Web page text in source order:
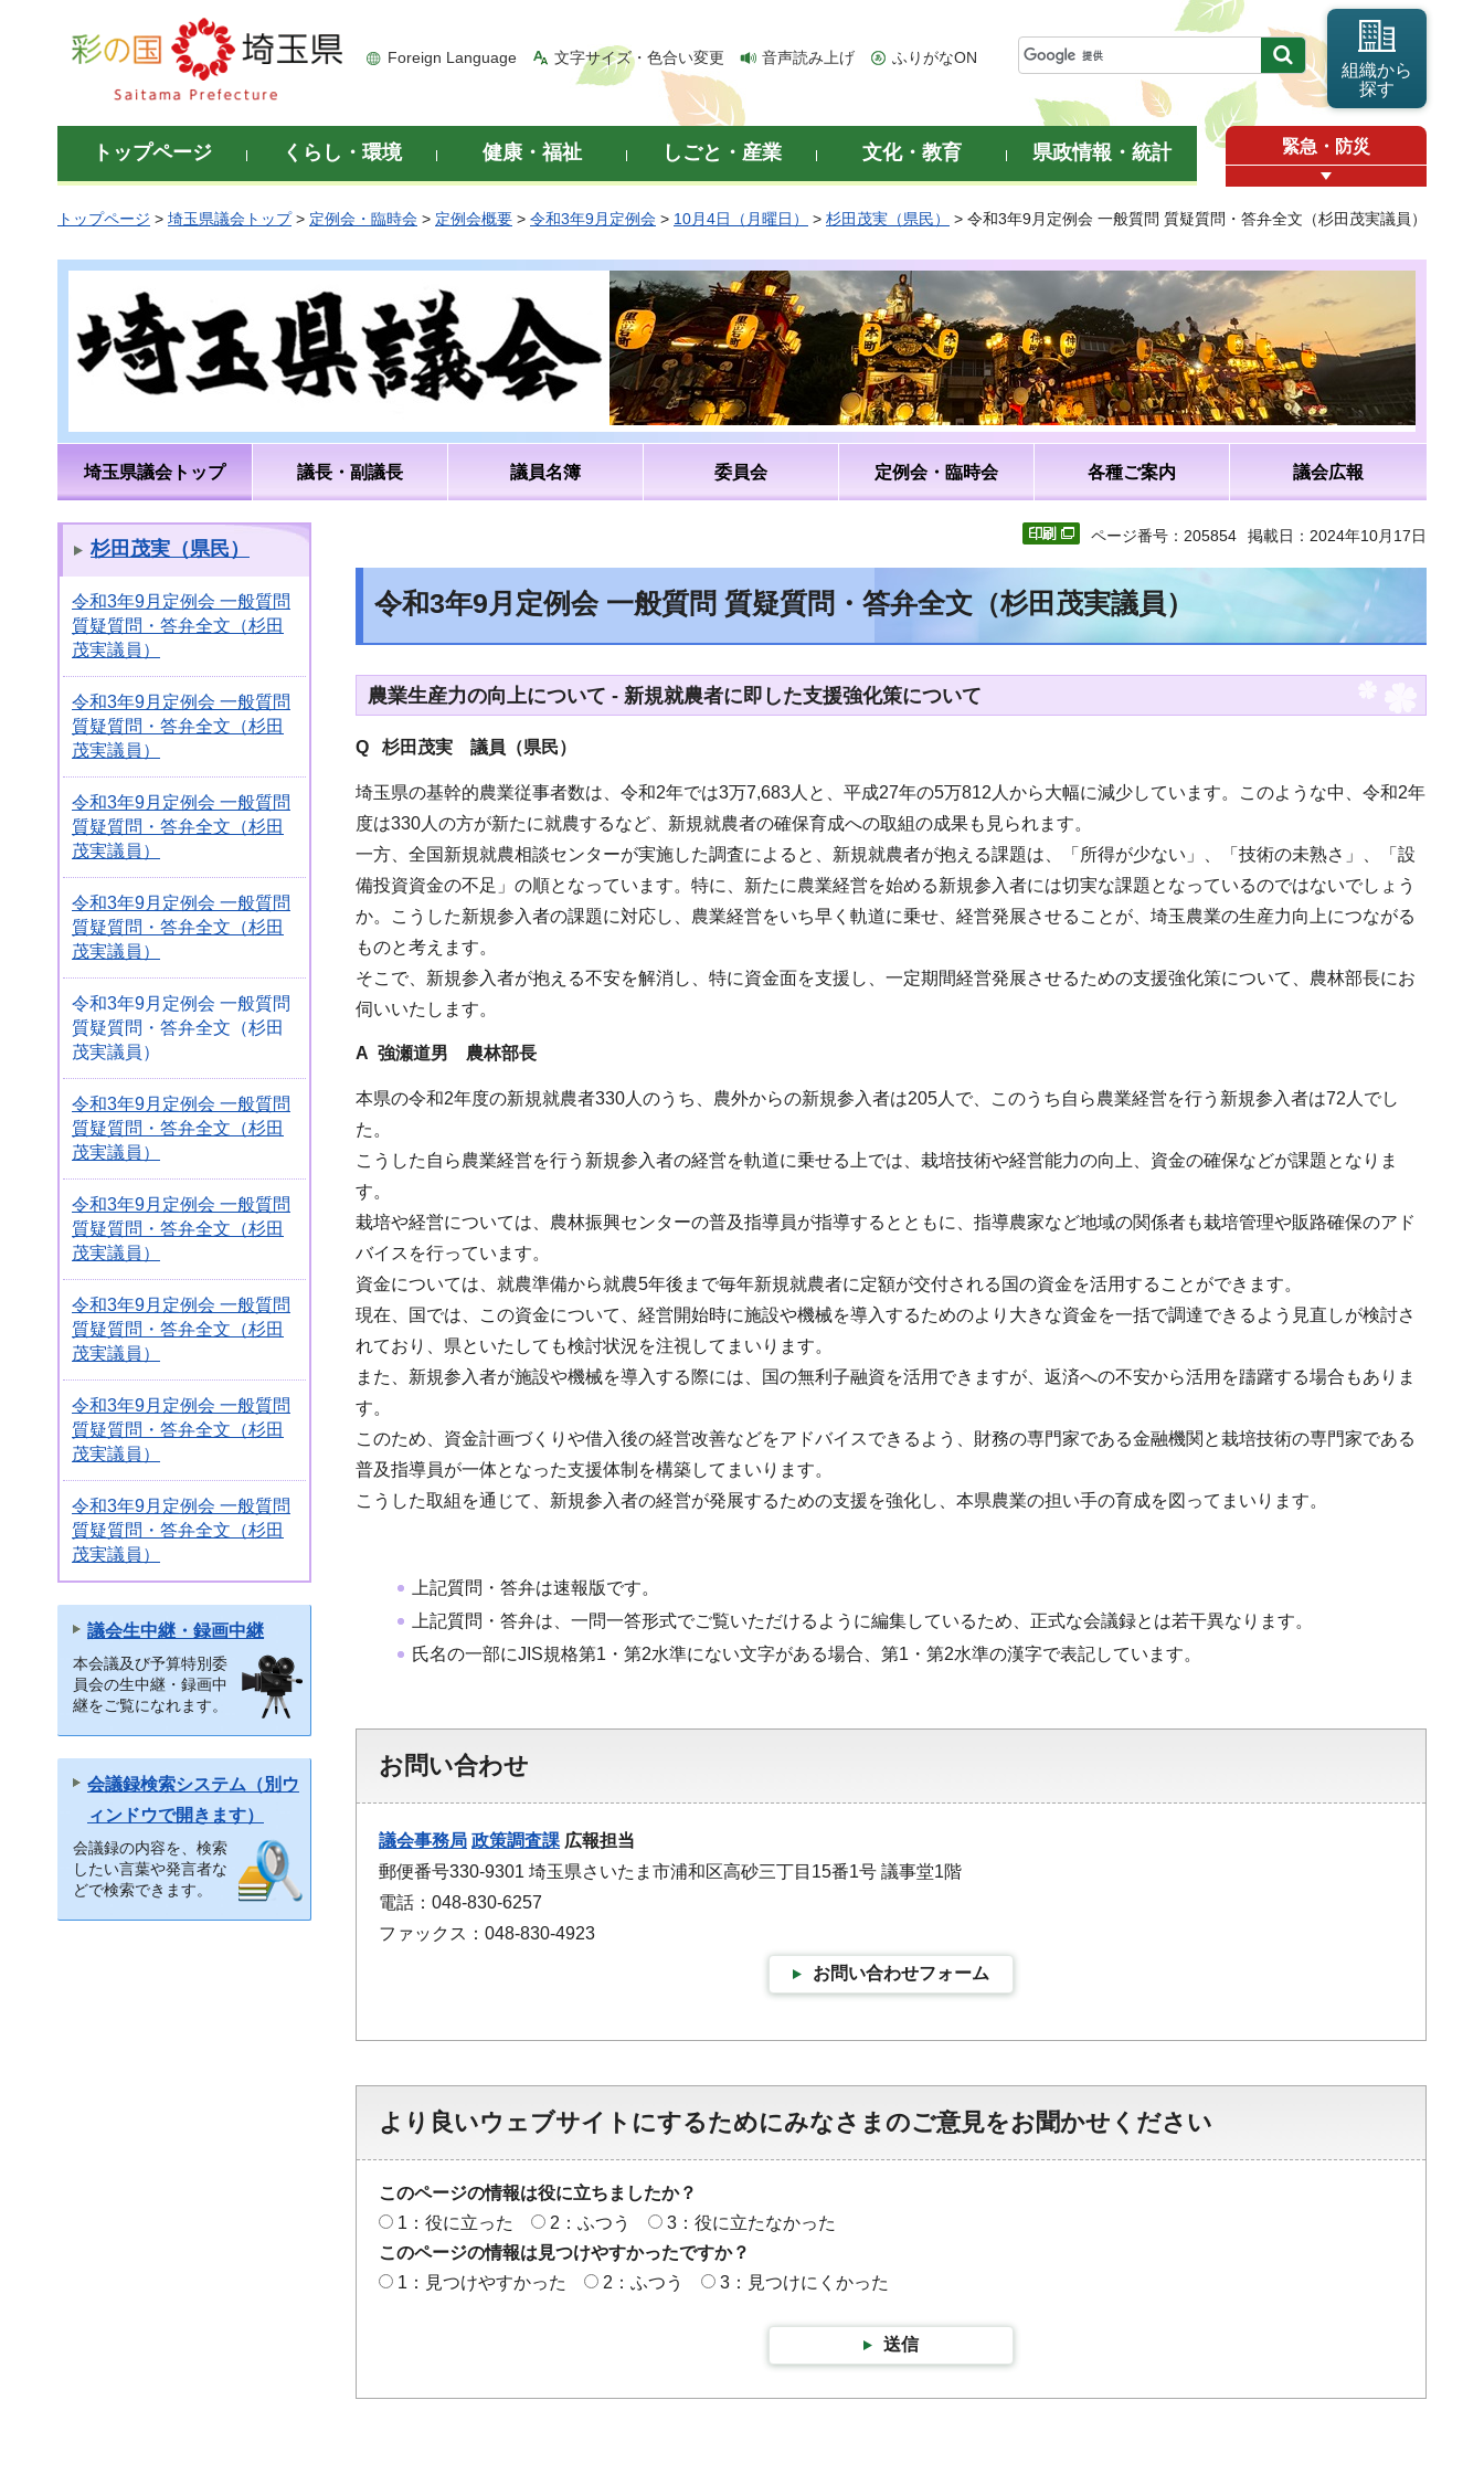
彩の国 埼玉県
Foreign Language 文字サイズ・色合い変更 音声読み上げ ふりがなON
組織から
探す
トップページ くらし・環境 健康・福祉 しごと・産業 文化・教育 県政情報・統計 緊急・防災
トップページ > 埼玉県議会トップ> 定例会・臨時会 > 定例会概要 > 令和3年9月定例会 > 10月4日（月曜日） > 杉田茂実（県民） > 令和3年9月定例会 一般質問 質疑質問・答弁全文（杉田茂実議員）
埼玉県議会トップ 議長・副議長 議員名簿 委員会 定例会・臨時会 各種ご案内 議会広報
杉田茂実（県民）
令和3年9月定例会 一般質問
質疑質問・答弁全文（杉田
茂実議員）
令和3年9月定例会 一般質問
質疑質問・答弁全文（杉田
茂実議員）
令和3年9月定例会 一般質問
質疑質問・答弁全文（杉田
茂実議員）
令和3年9月定例会 一般質問
質疑質問・答弁全文（杉田
茂実議員）
令和3年9月定例会 一般質問
質疑質問・答弁全文（杉田
茂実議員）
令和3年9月定例会 一般質問
質疑質問・答弁全文（杉田
茂実議員）
令和3年9月定例会 一般質問
質疑質問・答弁全文（杉田
茂実議員）
令和3年9月定例会 一般質問
質疑質問・答弁全文（杉田
茂実議員）
令和3年9月定例会 一般質問
質疑質問・答弁全文（杉田
茂実議員）
令和3年9月定例会 一般質問
質疑質問・答弁全文（杉田
茂実議員）
議会生中継・録画中継
本会議及び予算特別委
員会の生中継・録画中
継をご覧になれます。
会議録検索システム（別ウ
ィンドウで開きます）
会議録の内容を、検索
したい言葉や発言者な
どで検索できます。
ページ番号：205854 掲載日：2024年10月17日
令和3年9月定例会 一般質問 質疑質問・答弁全文（杉田茂実議員）
農業生産力の向上について - 新規就農者に即した支援強化策について
Q 杉田茂実 議員（県民）
埼玉県の基幹的農業従事者数は、令和2年では3万7,683人と、平成27年の5万812人から大幅に減少しています。このような中、令和2年
度は330人の方が新たに就農するなど、新規就農者の確保育成への取組の成果も見られます。
一方、全国新規就農相談センターが実施した調査によると、新規就農者が抱える課題は、「所得が少ない」、「技術の未熟さ」、「設
備投資資金の不足」の順となっています。特に、新たに農業経営を始める新規参入者には切実な課題となっているのではないでしょう
か。こうした新規参入者の課題に対応し、農業経営をいち早く軌道に乗せ、経営発展させることが、埼玉農業の生産力向上につながる
ものと考えます。
そこで、新規参入者が抱える不安を解消し、特に資金面を支援し、一定期間経営発展させるための支援強化策について、農林部長にお
伺いいたします。
A 強瀬道男 農林部長
本県の令和2年度の新規就農者330人のうち、農外からの新規参入者は205人で、このうち自ら農業経営を行う新規参入者は72人でし
た。
こうした自ら農業経営を行う新規参入者の経営を軌道に乗せる上では、栽培技術や経営能力の向上、資金の確保などが課題となりま
す。
栽培や経営については、農林振興センターの普及指導員が指導するとともに、指導農家など地域の関係者も栽培管理や販路確保のアド
バイスを行っています。
資金については、就農準備から就農5年後まで毎年新規就農者に定額が交付される国の資金を活用することができます。
現在、国では、この資金について、経営開始時に施設や機械を導入するためのより大きな資金を一括で調達できるよう見直しが検討さ
れており、県といたしても検討状況を注視してまいります。
また、新規参入者が施設や機械を導入する際には、国の無利子融資を活用できますが、返済への不安から活用を躊躇する場合もありま
す。
このため、資金計画づくりや借入後の経営改善などをアドバイスできるよう、財務の専門家である金融機関と栽培技術の専門家である
普及指導員が一体となった支援体制を構築してまいります。
こうした取組を通じて、新規参入者の経営が発展するための支援を強化し、本県農業の担い手の育成を図ってまいります。
上記質問・答弁は速報版です。
上記質問・答弁は、一問一答形式でご覧いただけるように編集しているため、正式な会議録とは若干異なります。
氏名の一部にJIS規格第1・第2水準にない文字がある場合、第1・第2水準の漢字で表記しています。
お問い合わせ
議会事務局 政策調査課 広報担当
郵便番号330-9301 埼玉県さいたま市浦和区高砂三丁目15番1号 議事堂1階
電話：048-830-6257
ファックス：048-830-4923
お問い合わせフォーム
より良いウェブサイトにするためにみなさまのご意見をお聞かせください
このページの情報は役に立ちましたか？
1：役に立った
2：ふつう
3：役に立たなかった
このページの情報は見つけやすかったですか？
1：見つけやすかった
2：ふつう 3：見つけにくかった
送信